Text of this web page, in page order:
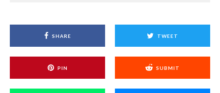
SHARE TWEET
PIN SUBMIT